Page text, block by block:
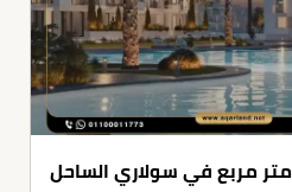
فيلا بمساحة 253 متر مربع في سولاري الساحل